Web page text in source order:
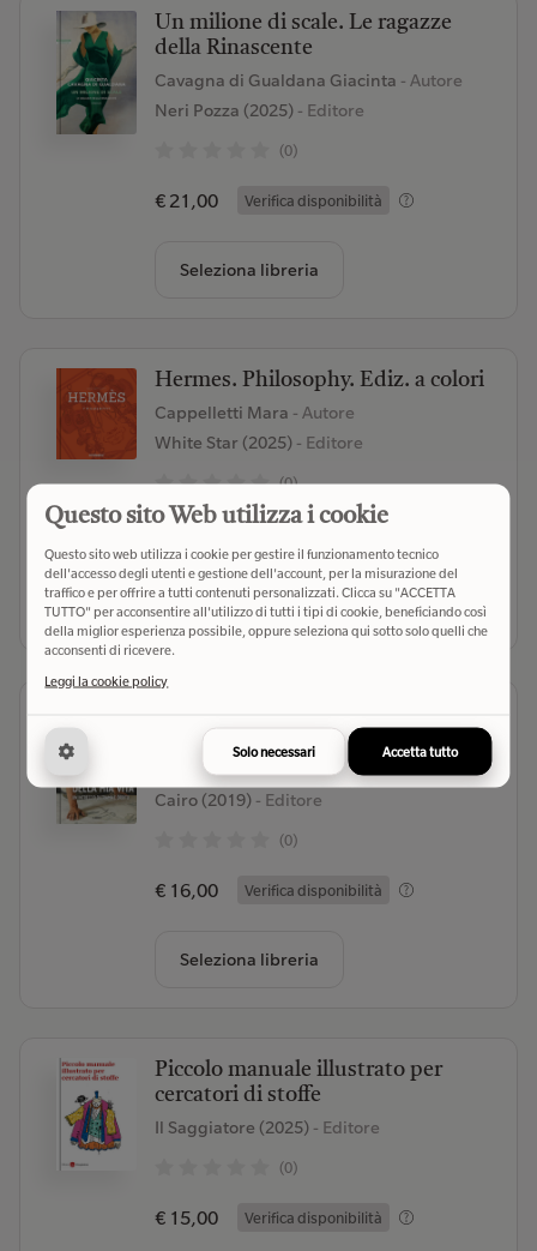
Un milione di scale. Le ragazze
della Rinascente
Cavagna di Gualdana Giacinta - Autore
Neri Pozza (2025)- Editore
(0)
€ 21,00 Verifica disponibilità
Seleziona libreria
Hermes. Philosophy. Ediz. a colori
Cappelletti Mara - Autore
White Star (2025)- Editore
(0)
Seleziona libreria
intreccio di trama e ordito
Midali Martino;Alibrandi Cinzia- Autore
Cairo (2019)- Editore
(0)
€ 16,00 Verifica disponibilità
Seleziona libreria
Piccolo manuale illustrato per
cercatori di stoffe
Il Saggiatore (2025)- Editore
(0)
€ 15,00 Verifica disponibilità
Questo sito Web utilizza i cookie
Questo sito web utilizza i cookie per gestire il funzionamento tecnico
dell'accesso degli utenti e gestione dell'account, per la misurazione del
traffico e per offrire a tutti contenuti personalizzati. Clicca su "ACCETTA
TUTTO" per acconsentire all'utilizzo di tutti i tipi di cookie, beneficiando così
della miglior esperienza possibile, oppure seleziona qui sotto solo quelli che
acconsenti di ricevere.
Leggi la cookie policy
Solo necessari Accetta tutto